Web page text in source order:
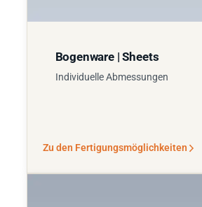
Bogenware | Sheets
Individuelle Abmessungen
Zu den Fertigungsmöglichkeiten